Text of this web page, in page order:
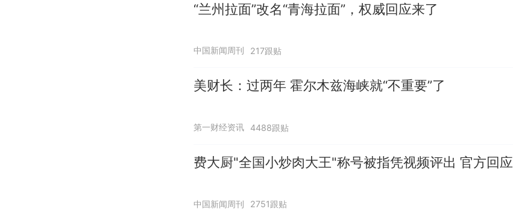
“兰州拉面”改名“青海拉面”，权威回应来了
中国新闻周刊 217跟贴
美财长：过两年 霍尔木兹海峡就“不重要”了
第一财经资讯 4488跟贴
费大厨"全国小炒肉大王"称号被指凭视频评出 官方回应
中国新闻周刊 2751跟贴